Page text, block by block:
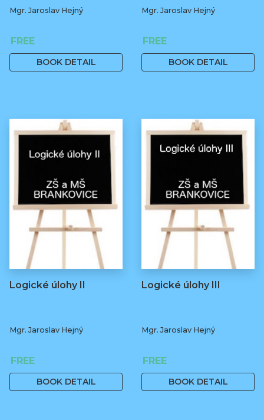
Mgr. Jaroslav Hejný
FREE
BOOK DETAIL
Mgr. Jaroslav Hejný
FREE
BOOK DETAIL
Logické úlohy II
Mgr. Jaroslav Hejný
FREE
BOOK DETAIL
Logické úlohy III
Mgr. Jaroslav Hejný
FREE
BOOK DETAIL